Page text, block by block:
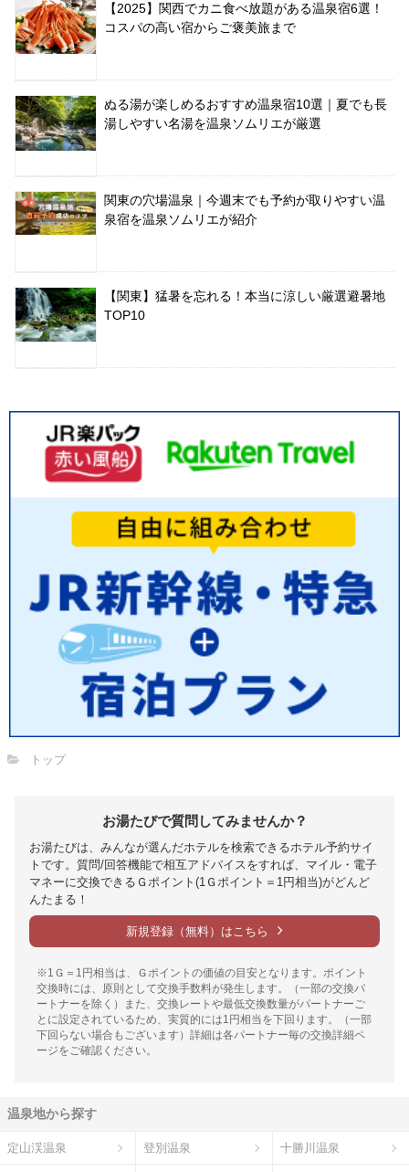
【2025】関西でカニ食べ放題がある温泉宿6選！
コスパの高い宿からご褒美旅まで
ぬる湯が楽しめるおすすめ温泉宿10選｜夏でも長
湯しやすい名湯を温泉ソムリエが厳選
関東の穴場温泉｜今週末でも予約が取りやすい温
泉宿を温泉ソムリエが紹介
【関東】猛暑を忘れる！本当に涼しい厳選避暑地
TOP10
トップ
お湯たびで質問してみませんか？
お湯たびは、みんなが選んだホテルを検索できるホテル予約サイ
トです。質問/回答機能で相互アドバイスをすれば、マイル・電子
マネーに交換できるＧポイント(1Ｇポイント＝1円相当)がどんど
んたまる！
新規登録（無料）はこちら
※1Ｇ＝1円相当は、Ｇポイントの価値の目安となります。ポイント
交換時には、原則として交換手数料が発生します。（一部の交換パ
ートナーを除く）また、交換レートや最低交換数量がパートナーご
とに設定されているため、実質的には1円相当を下回ります。（一部
下回らない場合もございます）詳細は各パートナー毎の交換詳細ペ
ージをご確認ください。
温泉地から探す
定山渓温泉 登別温泉 十勝川温泉